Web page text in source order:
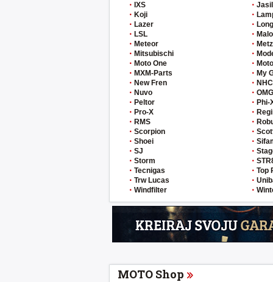
IXS
Koji
Lazer
LSL
Meteor
Mitsubischi
Moto One
MXM-Parts
New Fren
Nuvo
Peltor
Pro-X
RMS
Scorpion
Shoei
SJ
Storm
Tecnigas
Trw Lucas
Windfilter
My
NHC
OMG
Phi-
Top
MOTO Shop